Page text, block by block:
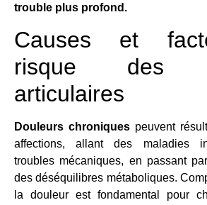
trouble plus profond.
Causes et
risque des
articulaires
Douleurs chroniques peuvent
affections, allant des maladies
troubles mécaniques, en passant
des déséquilibres métaboliques.
la douleur est fondamental pour